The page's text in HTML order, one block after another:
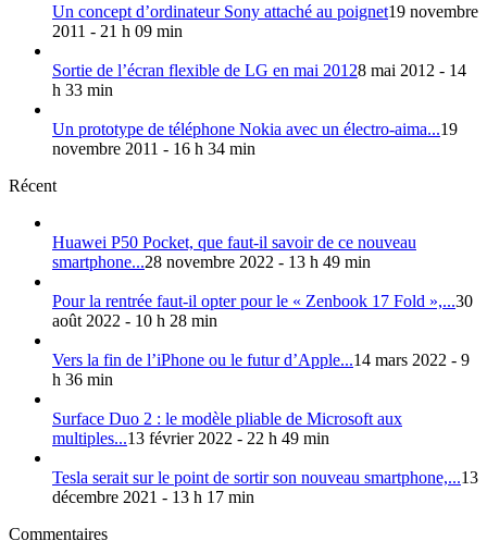
Un concept d’ordinateur Sony attaché au poignet19 novembre
2011 - 21 h 09 min
Sortie de l’écran flexible de LG en mai 20128 mai 2012 - 14
h 33 min
Un prototype de téléphone Nokia avec un électro-aima...19
novembre 2011 - 16 h 34 min
Récent
Huawei P50 Pocket, que faut-il savoir de ce nouveau
smartphone...28 novembre 2022 - 13 h 49 min
Pour la rentrée faut-il opter pour le « Zenbook 17 Fold »,...30
août 2022 - 10 h 28 min
Vers la fin de l’iPhone ou le futur d’Apple...14 mars 2022 - 9
h 36 min
Surface Duo 2 : le modèle pliable de Microsoft aux
multiples...13 février 2022 - 22 h 49 min
Tesla serait sur le point de sortir son nouveau smartphone,...13
décembre 2021 - 13 h 17 min
Commentaires